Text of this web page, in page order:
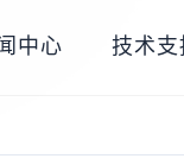
中心 技术支